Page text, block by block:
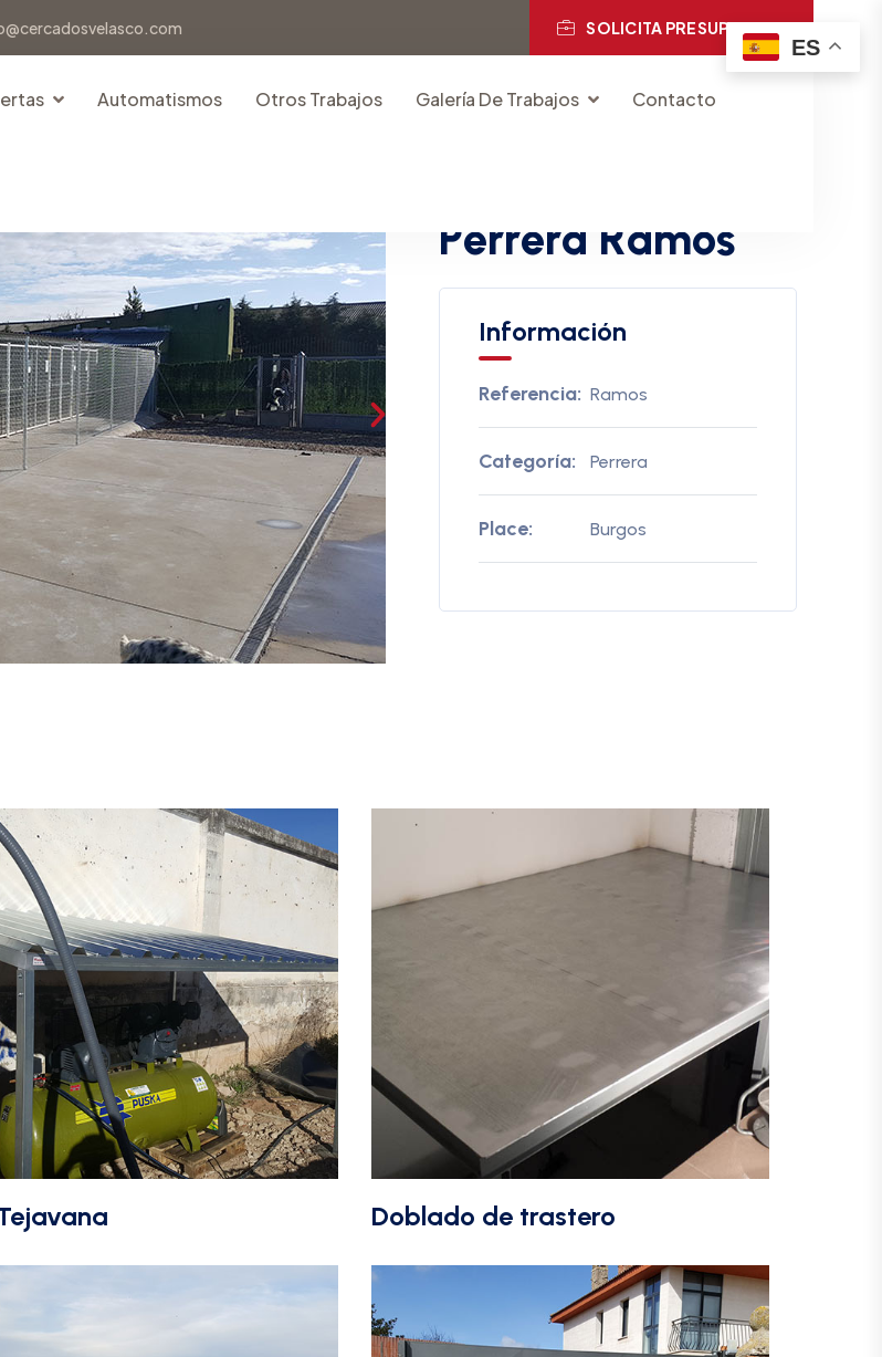
SOLICITA PRESUPUESTO
Automatismos Otros Trabajos Galería De Trabajos Contacto
Perrera Ramos
Información
Referencia: Ramos
Categoría: Perrera
Place: Burgos
Doblado de trastero
ES